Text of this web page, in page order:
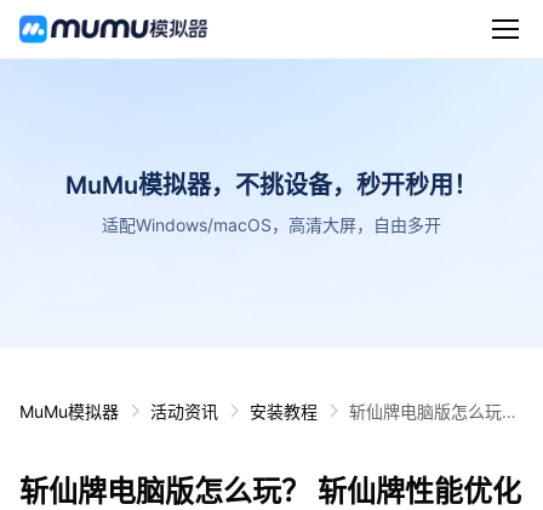
MuMu模拟器，不挑设备，秒开秒用！
适配Windows/macOS，高清大屏，自由多开
MuMu模拟器 活动资讯 安装教程
斩仙牌电脑版怎么玩？
按键设置教程
斩仙牌电脑版怎么玩？ 斩仙牌性能优化